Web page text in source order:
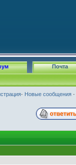
Почта
· Новые сообщения ·